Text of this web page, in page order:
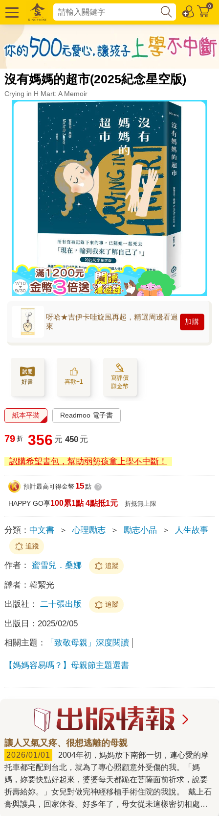
0
沒有媽媽的超市(2025紀念星空版)
Crying in H Mart: A Memoir
呀哈★吉伊卡哇旋風再起，精選周邊看過
來
加購
好書 喜歡+1
寫評價
賺金幣
紙本平裝 Readmoo 電子書
79 折 356 元 450 元
認購希望書包，幫助弱勢孩童上學不中斷！
預計最高可得金幣 15點 ?
HAPPY GO享100累1點 4點抵1元 折抵無上限
分類： 中文書 ＞ 心理勵志 ＞ 勵志小品 ＞ 人生故事
追蹤
作者： 蜜雪兒．桑娜 追蹤
譯者： 韓絜光
出版社： 二十張出版 追蹤
出版日： 2025/02/05
相關主題： 「致敬母親」深度閱讀
【媽媽容易嗎？】母親節主題選書
讓人又氣又疼、很想逃離的母親
2026/01/01
托車都宅配到台北，就為了專心照顧意外受傷的我。「媽
媽，妳要快點好起來，婆婆每天都跪在菩薩面前祈求，說要
折壽給妳。」女兒對做完神經移植手術住院的我說。 戴上石
膏與護具，回家休養。好多年了，母女從未這樣密切相處。